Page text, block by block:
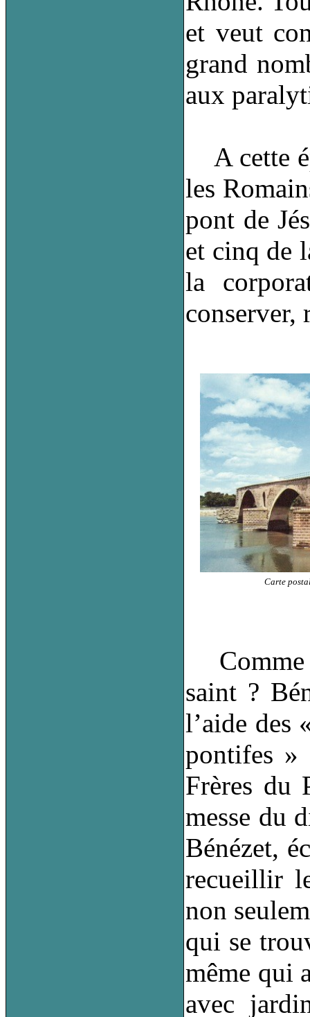
et veut
grand
aux
A cette
les
pont de
et cinq de
la
conserver,
Carte
Comme
saint ?
l’aide des
pontifes »
Frères du
messe du
Bénézet,
recueillir
non
qui se
même qui
avec